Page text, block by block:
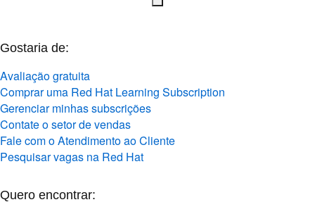
Gostaria de:
Avaliação gratuita
Comprar uma Red Hat Learning Subscription
Gerenciar minhas subscrições
Contate o setor de vendas
Fale com o Atendimento ao Cliente
Pesquisar vagas na Red Hat
Quero encontrar: